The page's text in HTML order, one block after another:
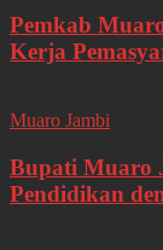
Pemkab
Kerja
Muaro Jambi
Bupati Muaro
Pendidikan